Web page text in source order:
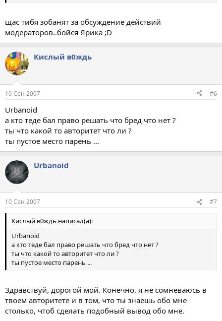
щас тибя зобанят за обсуждение действий
модераторов..бойся Ярика ;D
Кислый в0ждь
10 Сен 2007 #6
Urbanoid
а кто теде бал право решать что бред что нет ?
ты что какой то авторитет что ли ?
ты пустое место парень ...
Urbanoid
10 Сен 2007 #7
Кислый в0ждь написал(а):
Urbanoid
а кто теде бал право решать что бред что нет ?
ты что какой то авторитет что ли ?
ты пустое место парень ...
Здравствуй, дорогой мой. Конечно, я не сомневаюсь в
твоём авторитете и в том, что ты знаешь обо мне
столько, чтоб сделать подобный вывод обо мне.